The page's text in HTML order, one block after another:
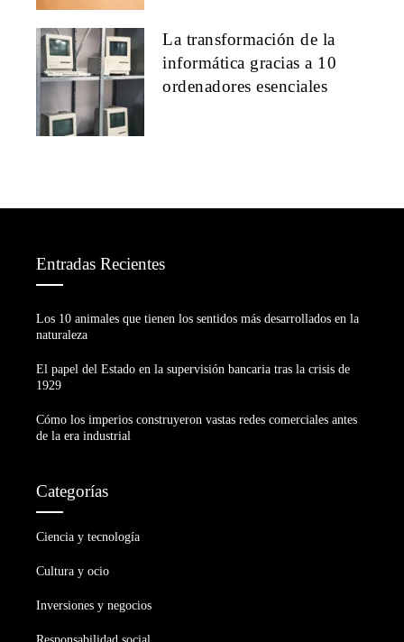
La transformación de la
informática gracias a 10
ordenadores esenciales
Entradas Recientes
Los 10 animales que tienen los sentidos más desarrollados en la
naturaleza
El papel del Estado en la supervisión bancaria tras la crisis de
1929
Cómo los imperios construyeron vastas redes comerciales antes
de la era industrial
Categorías
Ciencia y tecnología
Cultura y ocio
Inversiones y negocios